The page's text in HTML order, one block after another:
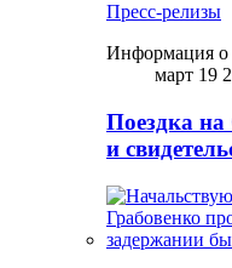
Пресс-релизы
Информация о
март 19
Поездка
и